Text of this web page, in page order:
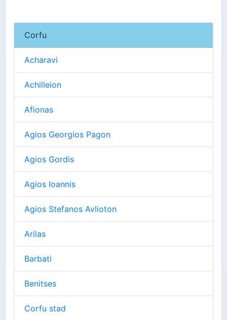
Corfu
Acharavi
Achilleion
Afionas
Agios Georgios Pagon
Agios Gordis
Agios Ioannis
Agios Stefanos Avlioton
Arilas
Barbati
Benitses
Corfu stad